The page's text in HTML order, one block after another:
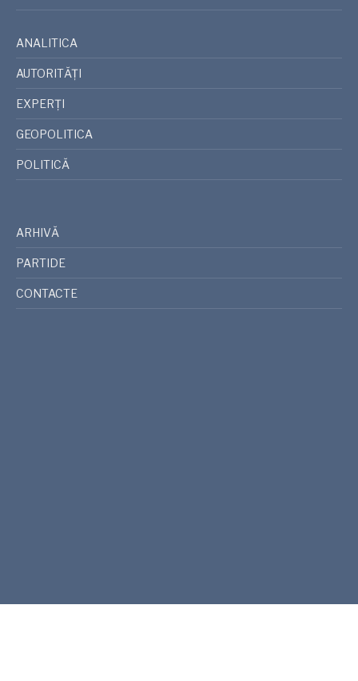
ANALITICA
AUTORITĂȚI
EXPERȚI
GEOPOLITICA
POLITICĂ
ARHIVĂ
PARTIDE
CONTACTE